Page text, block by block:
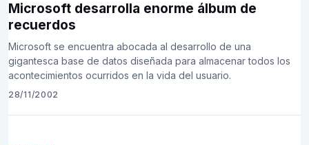
Microsoft desarrolla enorme álbum de
recuerdos
Microsoft se encuentra abocada al desarrollo de una
gigantesca base de datos diseñada para almacenar todos los
acontecimientos ocurridos en la vida del usuario.
28/11/2002